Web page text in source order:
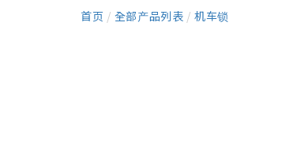
首页 / 全部产品列表 / 机车锁